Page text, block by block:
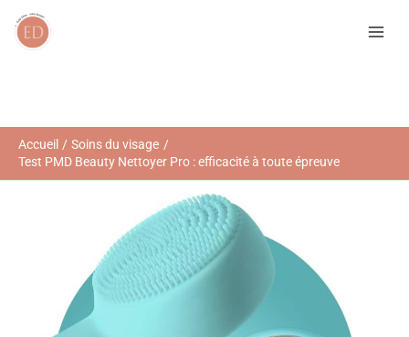
Accueil
Soins du visage
Test PMD Beauty Nettoyer Pro : efficacité à toute épreuve
R
e
r
c